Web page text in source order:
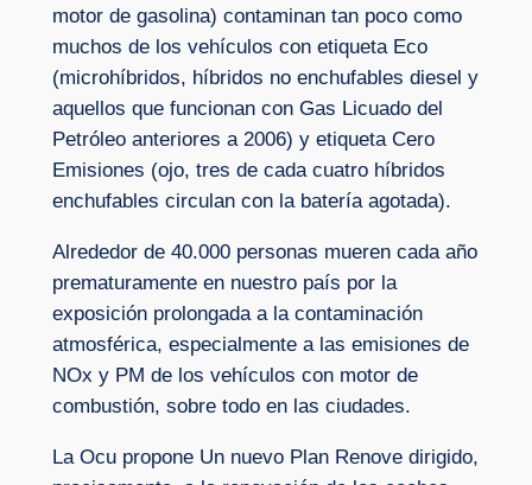
motor de gasolina) contaminan tan poco como
muchos de los vehículos con etiqueta Eco
(microhíbridos, híbridos no enchufables diesel y
aquellos que funcionan con Gas Licuado del
Petróleo anteriores a 2006) y etiqueta Cero
Emisiones (ojo, tres de cada cuatro híbridos
enchufables circulan con la batería agotada).
Alrededor de 40.000 personas mueren cada año
prematuramente en nuestro país por la
exposición prolongada a la contaminación
atmosférica, especialmente a las emisiones de
NOx y PM de los vehículos con motor de
combustión, sobre todo en las ciudades.
La Ocu propone Un nuevo Plan Renove dirigido,